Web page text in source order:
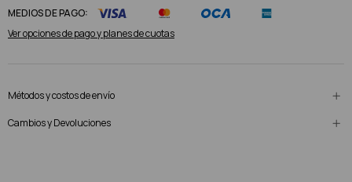
MEDIOS DE PAGO:
Ver opciones de pago y planes de cuotas
Métodos y costos de envío
Cambios y Devoluciones